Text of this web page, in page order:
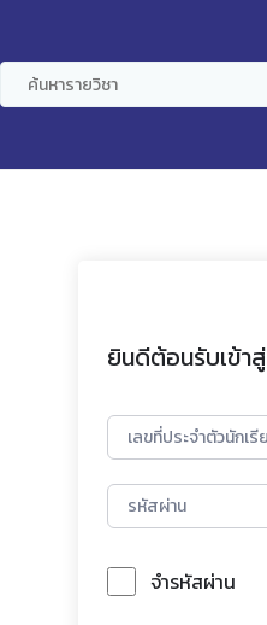
ยินดีต้อนรับเข้า
จำรหัสผ่าน